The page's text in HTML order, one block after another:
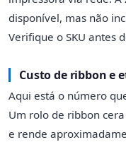
disponível, mas não
Verifique o SKU antes
Custo de ribbon e
Aqui está o número
Um rolo de ribbon
e rende